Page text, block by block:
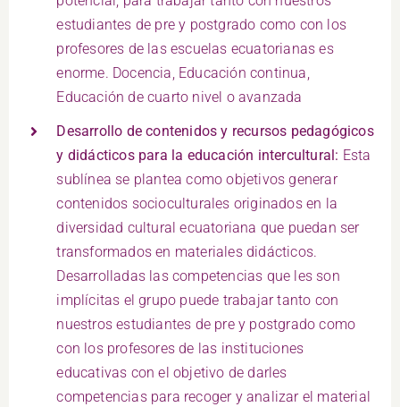
estudiantes de pre y postgrado como con los
profesores de las escuelas ecuatorianas es
enorme. Docencia, Educación continua,
Educación de cuarto nivel o avanzada
Desarrollo de contenidos y recursos pedagógicos
y didácticos para la educación intercultural: Esta
sublínea se plantea como objetivos generar
contenidos socioculturales originados en la
diversidad cultural ecuatoriana que puedan ser
transformados en materiales didácticos.
Desarrolladas las competencias que les son
implícitas el grupo puede trabajar tanto con
nuestros estudiantes de pre y postgrado como
con los profesores de las instituciones
educativas con el objetivo de darles
competencias para recoger y analizar el material